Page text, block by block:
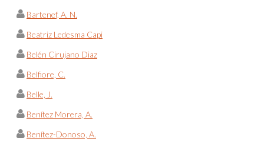
Bartenef, A. N.
Beatriz Ledesma Capi
Belén Cirujano Diaz
Belfiore, C.
Belle, J.
Benítez Morera, A.
Benítez-Donoso, A.